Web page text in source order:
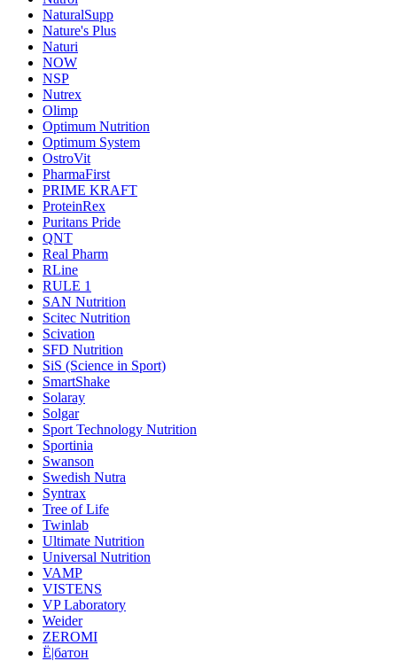
NaturalSupp
Nature's Plus
Naturi
NOW
NSP
Nutrex
Olimp
Optimum Nutrition
Optimum System
OstroVit
PharmaFirst
PRIME KRAFT
ProteinRex
Puritans Pride
QNT
Real Pharm
RLine
RULE 1
SAN Nutrition
Scitec Nutrition
Scivation
SFD Nutrition
SiS (Science in Sport)
SmartShake
Solaray
Solgar
Sport Technology Nutrition
Sportinia
Swanson
Swedish Nutra
Syntrax
Tree of Life
Twinlab
Ultimate Nutrition
Universal Nutrition
VAMP
VISTENS
VP Laboratory
Weider
ZEROMI
Ё|батон